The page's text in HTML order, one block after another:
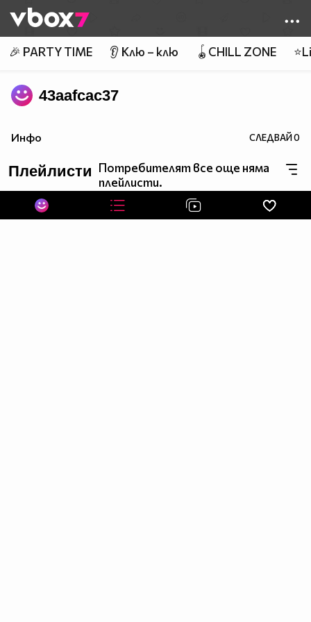
👾
🎉 PARTY TIME 👂 Клю – клю 🪀CHILL ZONE
43aafcac37
Инфо СЛЕДВАЙ0
Плейлисти Потребителят все още няма
плейлисти.